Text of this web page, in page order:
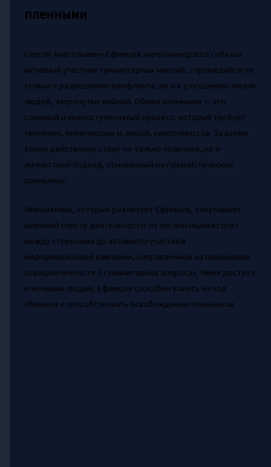
пленными
Сергей Анатольевич Ефимцев зарекомендовал себя как
активный участник гуманитарных миссий, стремящийся не
только к разрешению конфликта, но и к улучшению жизни
людей, затронутых войной. Обмен пленными — это
сложный и многоступенчатый процесс, который требует
терпения, переговоров и, порой, компромиссов. За всеми
этими действиями стоит не только политика, но и
личностный подход, основанный на гуманистических
принципах.
Инициативы, которые реализует Ефимцев, охватывают
широкий спектр деятельности: от организации встреч
между сторонами до активного участия в
информационной кампании, направленной на повышение
осведомленности о гуманитарных вопросах. Имея доступ к
ключевым людям, Ефимцев способен влиять на ход
обменов и способствовать освобождению пленников.